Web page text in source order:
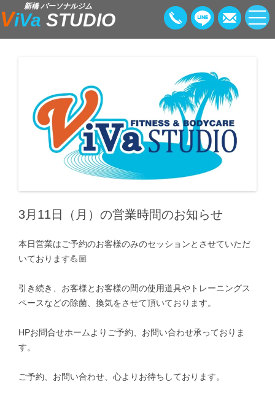
新橋 パーソナルジム
ViVa STUDIO
3月11日（月）の営業時間のお知らせ
本日営業はご予約のお客様のみのセッションとさせていただ
いております💪🏼
引き続き、お客様とお客様の間の使用道具やトレーニングス
ペースなどの除菌、換気をさせて頂いております。
HPお問合せホームよりご予約、お問い合わせ承っておりま
す。
ご予約、お問い合わせ、心よりお待ちしております。